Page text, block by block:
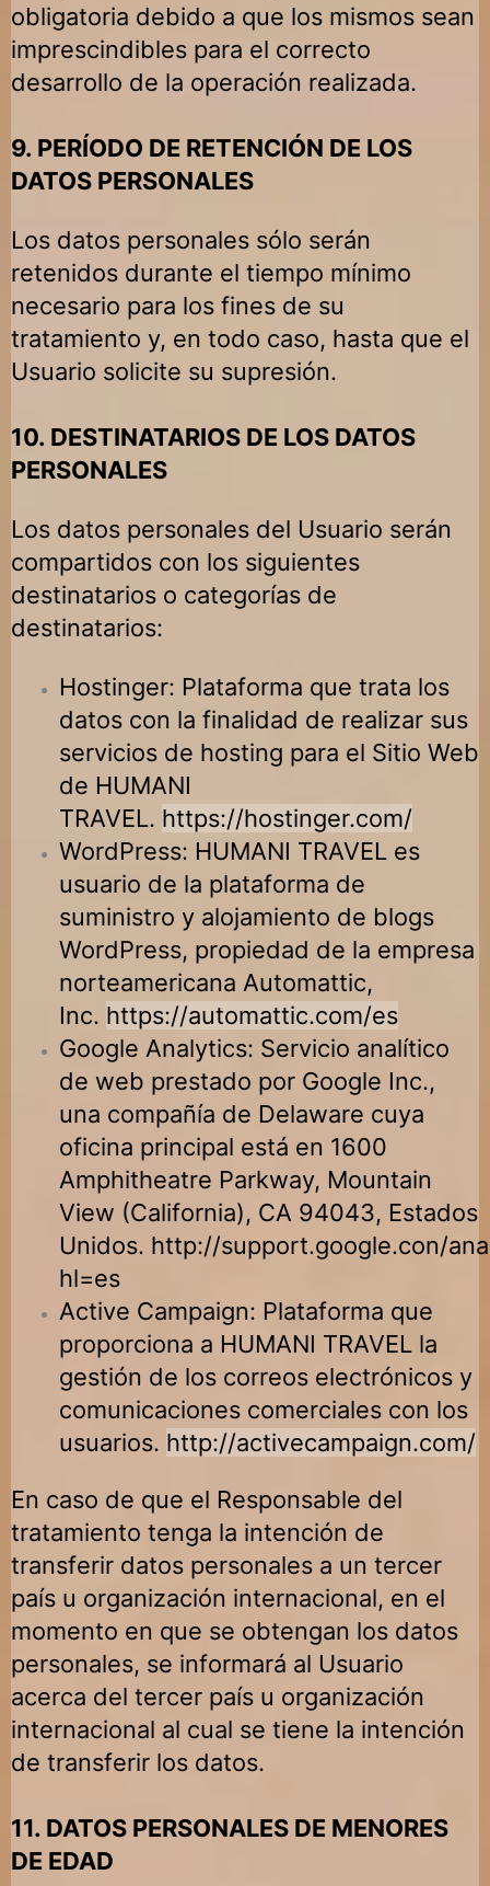
obligatoria debido a que los mismos sean
imprescindibles para el correcto
desarrollo de la operación realizada.
9. PERÍODO DE RETENCIÓN DE LOS
DATOS PERSONALES
Los datos personales sólo serán
retenidos durante el tiempo mínimo
necesario para los fines de su
tratamiento y, en todo caso, hasta que el
Usuario solicite su supresión.
10. DESTINATARIOS DE LOS DATOS
PERSONALES
Los datos personales del Usuario serán
compartidos con los siguientes
destinatarios o categorías de
destinatarios:
Hostinger: Plataforma que trata los
datos con la finalidad de realizar sus
servicios de hosting para el Sitio Web
de HUMANI
TRAVEL. https://hostinger.com/
WordPress: HUMANI TRAVELes
usuario de la plataforma de
suministro y alojamiento de blogs
WordPress, propiedad de la empresa
norteamericana Automattic,
Inc. https://automattic.com/es
Google Analytics: Servicio analítico
de web prestado por Google Inc.,
una compañía de Delaware cuya
oficina principal está en 1600
Amphitheatre Parkway, Mountain
View (California), CA 94043, Estados
Unidos. http://support.google.con/
hl=es
Active Campaign: Plataforma que
proporciona a HUMANI TRAVELla
gestión de los correos electrónicos y
comunicaciones comerciales con los
usuarios. http://activecampaign.com/
En caso de que el Responsable del
tratamiento tenga la intención de
transferir datos personales a un tercer
país u organización internacional, en el
momento en que se obtengan los datos
personales, se informará al Usuario
acerca del tercer país u organización
internacional al cual se tiene la intención
de transferir los datos.
11. DATOS PERSONALES DE MENORES
DE EDAD